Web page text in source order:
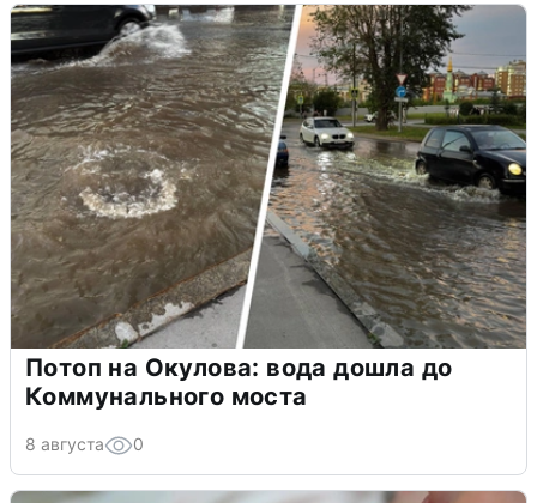
Потоп на Окулова: вода дошла до
Коммунального моста
8 августа 0